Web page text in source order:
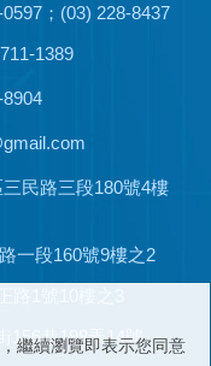
繼續瀏覽即表示您同意
；(03) 228-8437
1389
民路三段180號4樓
一段160號9樓之2
路1號10樓之3
156巷198弄14號